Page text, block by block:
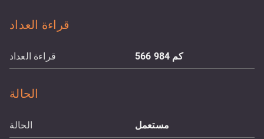
قراءة العداد
قراءة العداد 566 984 كم
الحالة
الحالة مستعمل